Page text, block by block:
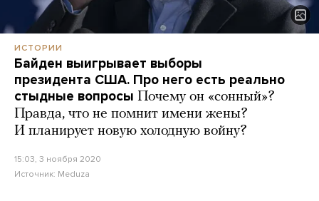
ИСТОРИИ
Байден выигрывает выборы
президента США. Про него есть реально
стыдные вопросы Почему он «сонный»?
Правда, что не помнит имени жены?
И планирует новую холодную войну?
15:03, 3 ноября 2020
Источник: Meduza